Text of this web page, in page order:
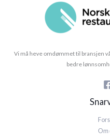
Vi må heve omdømmet til bransjen
bedre
Om